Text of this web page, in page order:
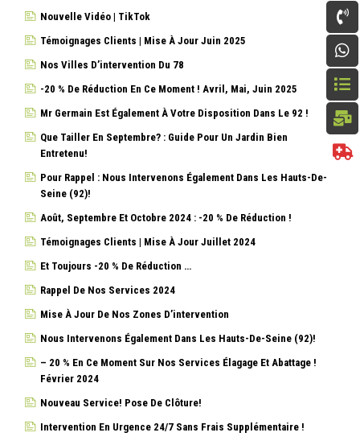
Nouvelle Vidéo | TikTok
Témoignages Clients | Mise À Jour Juin 2025
Nos Villes D’intervention Du 78
-20 % De Réduction En Ce Moment ! Avril, Mai, Juin 2025
Mr Germain Est Également À Votre Disposition Dans Le 92 !
Que Tailler En Septembre? : Guide Pour Un Jardin Bien
Entretenu!
Pour Rappel : Nous Intervenons Également Dans Les Hauts-De-
Seine (92)!
Août, Septembre Et Octobre 2024 : -20 % De Réduction !
Témoignages Clients | Mise À Jour Juillet 2024
Et Toujours -20 % De Réduction …
Rappel De Nos Services 2024
Mise À Jour De Nos Zones D’intervention
Nous Intervenons Également Dans Les Hauts-De-Seine (92)!
– 20 % En Ce Moment Sur Nos Services Élagage Et Abattage !
Février 2024
Nouveau Service! Pose De Clôture!
Intervention En Urgence 24/7 Sans Frais Supplémentaire !